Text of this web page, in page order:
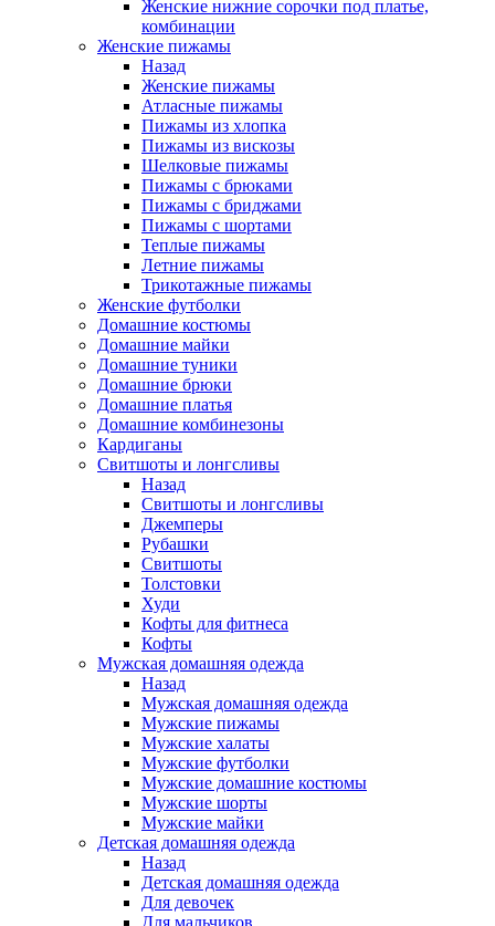
Женские нижние сорочки под платье,
комбинации
Женские пижамы
Назад
Женские пижамы
Атласные пижамы
Пижамы из хлопка
Пижамы из вискозы
Шелковые пижамы
Пижамы с брюками
Пижамы с бриджами
Пижамы с шортами
Теплые пижамы
Летние пижамы
Трикотажные пижамы
Женские футболки
Домашние костюмы
Домашние майки
Домашние туники
Домашние брюки
Домашние платья
Домашние комбинезоны
Кардиганы
Свитшоты и лонгсливы
Назад
Свитшоты и лонгсливы
Джемперы
Рубашки
Свитшоты
Толстовки
Худи
Кофты для фитнеса
Кофты
Мужская домашняя одежда
Назад
Мужская домашняя одежда
Мужские пижамы
Мужские халаты
Мужские футболки
Мужские домашние костюмы
Мужские шорты
Мужские майки
Детская домашняя одежда
Назад
Детская домашняя одежда
Для девочек
Для мальчиков